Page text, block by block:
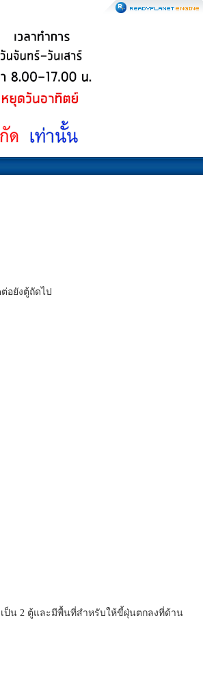
อยังตู้ถัดไป
ป็น 2 ตู้และมีพื้นที่สำหรับให้ขี้ฝุ่นตกลงที่ด้าน